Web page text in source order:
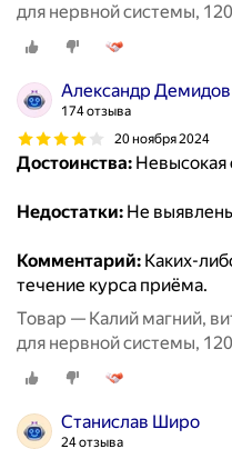
для нервной системы,
Александр Демидов
174 отзыва
20 ноября 2024
Достоинства: Невысокая
Недостатки: Не
Комментарий: Каких-
течение курса приёма.
Товар — Калий магний,
для нервной системы,
Станислав Широ
24 отзыва